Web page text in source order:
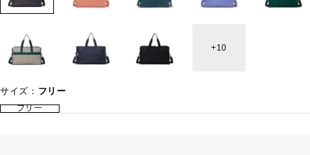
10
サイズ： フリー
フリー